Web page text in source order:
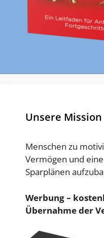
Unsere Mission
Menschen zu
Vermögen und
Sparplänen
Werbung –
Übernahme der